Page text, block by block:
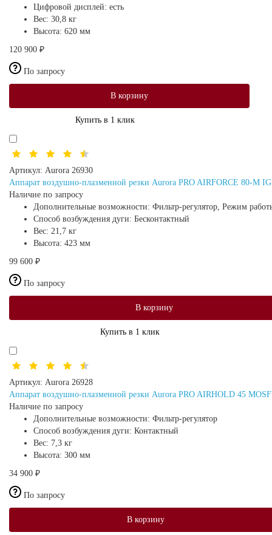
Цифровой дисплей: есть
Вес: 30,8 кг
Высота: 620 мм
120 900 ₽
По запросу
В корзину
Купить в 1 клик
Артикул: Aurora 26930
Аппарат воздушно-плазменной резки Aurora PRO AIRFORCE 80-M
Наличие по запросу
Дополнительные возможности: Фильтр-регулятор, Режим
Способ возбуждения дуги: Бесконтактный
Вес: 21,7 кг
Высота: 423 мм
99 600 ₽
По запросу
В корзину
Купить в 1 клик
Артикул: Aurora 26928
Аппарат воздушно-плазменной резки Aurora PRO AIRHOLD 45
Наличие по запросу
Дополнительные возможности: Фильтр-регулятор
Способ возбуждения дуги: Контактный
Вес: 7,3 кг
Высота: 300 мм
34 900 ₽
По запросу
В корзину